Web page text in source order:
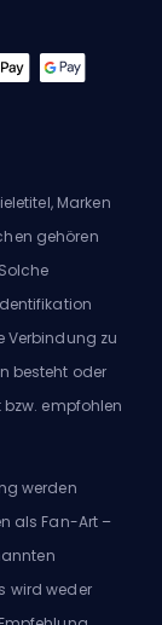
Marken
gehören
Verbindung zu
besteht oder
empfohlen
werden
als Fan-Art –
wird weder